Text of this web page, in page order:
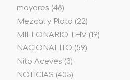
mayores (48)
Mezcal y Plata (22)
MILLONARIO THV(19)
NACIONALITO (59)
Nito Aceves (3)
NOTICIAS (405)